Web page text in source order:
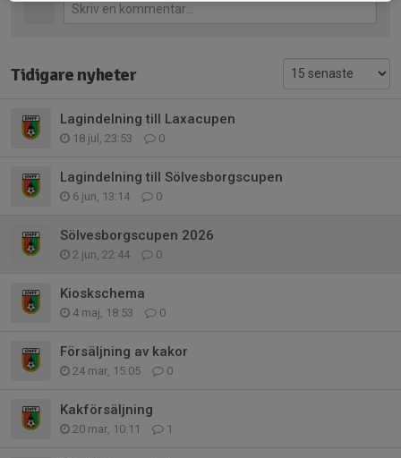
Tidigare nyheter
Lagindelning till Laxacupen
18 jul, 23:53 0
Lagindelning till Sölvesborgscupen
6 jun, 13:14 0
Sölvesborgscupen 2026
2 jun, 22:44 0
Kioskschema
4 maj, 18:53 0
Försäljning av kakor
24 mar, 15:05 0
Kakförsäljning
20 mar, 10:11 1